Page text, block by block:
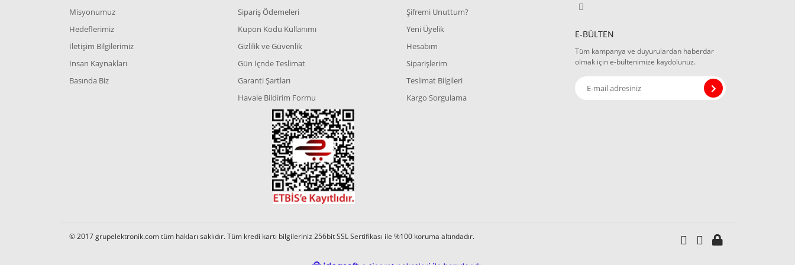
Misyonumuz
Hedeflerimiz
İletişim Bilgilerimiz
İnsan Kaynakları
Basında Biz
Sipariş Ödemeleri
Kupon Kodu Kullanımı
Gizlilik ve Güvenlik
Gün İçnde Teslimat
Garanti Şartları
Havale Bildirim Formu
Şifremi Unuttum?
Yeni Üyelik
Hesabım
Siparişlerim
Teslimat Bilgileri
Kargo Sorgulama
E-BÜLTEN
Tüm kampanya ve duyurulardan haberdar
olmak için e-bültenimize kaydolunuz.
© 2017 grupelektronik.com tüm hakları saklıdır. Tüm kredi kartı bilgileriniz 256bit SSL Sertifikası ile %100 koruma altındadır.